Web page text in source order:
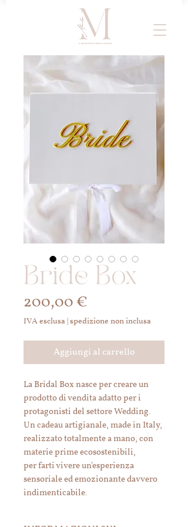
Bride Box
200,00 €
IVA esclusa |spedizione non inclusa
Aggiungi al carrello
La Bridal Box nasce per creare un
prodotto di vendita adatto per i
protagonisti del settore Wedding.
Un cadeau artigianale, made in Italy,
realizzato totalmente a mano, con
materie prime ecosostenibili,
per farti vivere un'esperienza
sensoriale ed emozionante davvero
indimenticabile.